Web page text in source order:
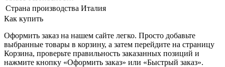
Страна производства Италия
Как купить
Оформить заказ на нашем сайте легко. Просто добавьте
выбранные товары в корзину, а затем перейдите на страницу
Корзина, проверьте правильность заказанных позиций и
нажмите кнопку «Оформить заказ» или «Быстрый заказ».